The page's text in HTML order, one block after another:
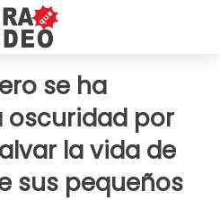
se ha
oscuridad por
la vida de
sus pequeños